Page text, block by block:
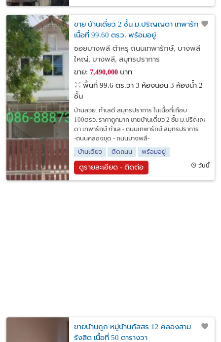
ขาย บ้านเดี่ยว 2 ช้้น ม.ปริญญดา เทพารักษ์
เนื้อที่ 99.60 ตรว. พร้อมอยู่
ซอยบางพลี-ตำหรุ ถนนเทพารักษ์, บางพลี
ใหญ่, บางพลี, สมุทรปราการ
ขาย: 7,490,000บาท
พื้นที่ 99.6 ตร.วา 3 ห้องนอน 3 ห้องน้ำ 2
ชั้น
บ้านสวย..ทำเลดี สมุทรปราการ ในเนื้อที่เกือบ
100ตรว. ราคาถูกมาก ขายบ้านเดี่ยว 2 ช้้น ม.ปริญญ
ดา เทพารักษ์ ทำเล - ถนนเทพารักษ์ สมุทรปราการ
-ถนนคลองขุด - ถนนบางพลี-
บ้านเดี่ยว
ติดถนน พร้อมอยู่
ดูรายละเอียด - ติดต่อ วันนี้
ขายบ้านถูก หมู่บ้านภัสสร 12 คลองสาม
รังสิต เนื้อที่ 50 ตารางวา